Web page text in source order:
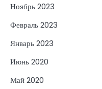
Ноябрь 2023
Февраль 2023
Январь 2023
Июнь 2020
Май 2020